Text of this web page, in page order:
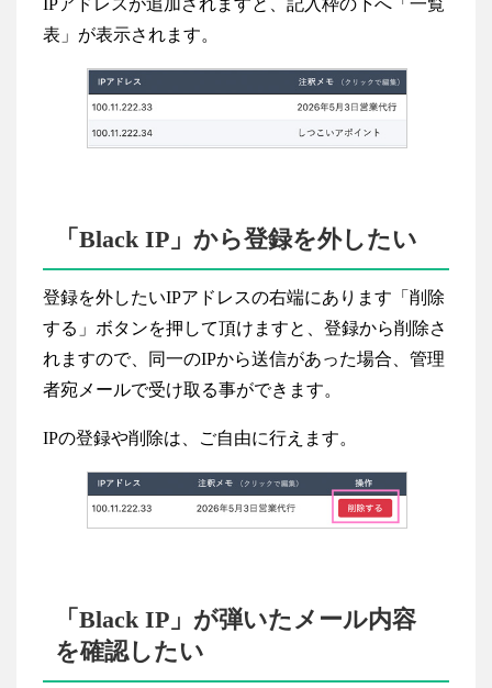
表」が表示されます。
「Black IP」から登録を外したい
登録を外したいIPアドレスの右端にあります「削除
する」ボタンを押して頂けますと、登録から削除さ
れますので、同一のIPから送信があった場合、管理
者宛メールで受け取る事ができます。
IPの登録や削除は、ご自由に行えます。
「Black IP」が弾いたメール内容
を確認したい